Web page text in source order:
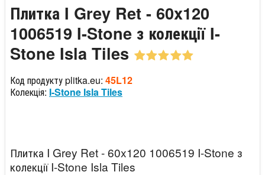
Плитка I Grey Ret - 60x120
1006519 I-Stone з колекції I-
Stone Isla Tiles
Код продукту plitka.eu: 45L12
Колекція: I-Stone Isla Tiles
Плитка I Grey Ret - 60x120 1006519 I-Stone з
колекції I-Stone Isla Tiles